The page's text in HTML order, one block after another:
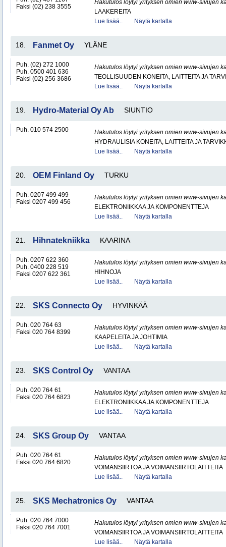
Faksi (02) 238 3555
Hakutulos löytyi yrityksen omien www-sivujen
LAAKEREITA
Lue lisää..
Näytä kartalla
18. Fanmet Oy YLÄNE
Puh. (02) 272 1000
Puh. 0500 401 636
Faksi (02) 256 3686
Hakutulos löytyi yrityksen omien www-sivujen
TEOLLISUUDEN KONEITA, LAITTEITA JA
Lue lisää..
Näytä kartalla
19. Hydro-Material Oy Ab SIUNTIO
Puh. 010 574 2500
Hakutulos löytyi yrityksen omien www-sivujen
HYDRAULISIA KONEITA, LAITTEITA JA
Lue lisää..
Näytä kartalla
20. OEM Finland Oy TURKU
Puh. 0207 499 499
Faksi 0207 499 456
Hakutulos löytyi yrityksen omien www-sivujen
ELEKTRONIIKKAA JA KOMPONENTTEJA
Lue lisää..
Näytä kartalla
21. Hihnatekniikka KAARINA
Puh. 0207 622 360
Puh. 0400 228 519
Faksi 0207 622 361
Hakutulos löytyi yrityksen omien www-sivujen
HIHNOJA
Lue lisää..
Näytä kartalla
22. SKS Connecto Oy HYVINKÄÄ
Puh. 020 764 63
Faksi 020 764 8399
Hakutulos löytyi yrityksen omien www-sivujen
KAAPELEITA JA JOHTIMIA
Lue lisää..
Näytä kartalla
23. SKS Control Oy VANTAA
Puh. 020 764 61
Faksi 020 764 6823
Hakutulos löytyi yrityksen omien www-sivujen
ELEKTRONIIKKAA JA KOMPONENTTEJA
Lue lisää..
Näytä kartalla
24. SKS Group Oy VANTAA
Puh. 020 764 61
Faksi 020 764 6820
Hakutulos löytyi yrityksen omien www-sivujen
VOIMANSIIRTOA JA VOIMANSIIRTOLAITTEITA
Lue lisää..
Näytä kartalla
25. SKS Mechatronics Oy VANTAA
Puh. 020 764 7000
Faksi 020 764 7001
Hakutulos löytyi yrityksen omien www-sivujen
VOIMANSIIRTOA JA VOIMANSIIRTOLAITTEITA
Lue lisää..
Näytä kartalla